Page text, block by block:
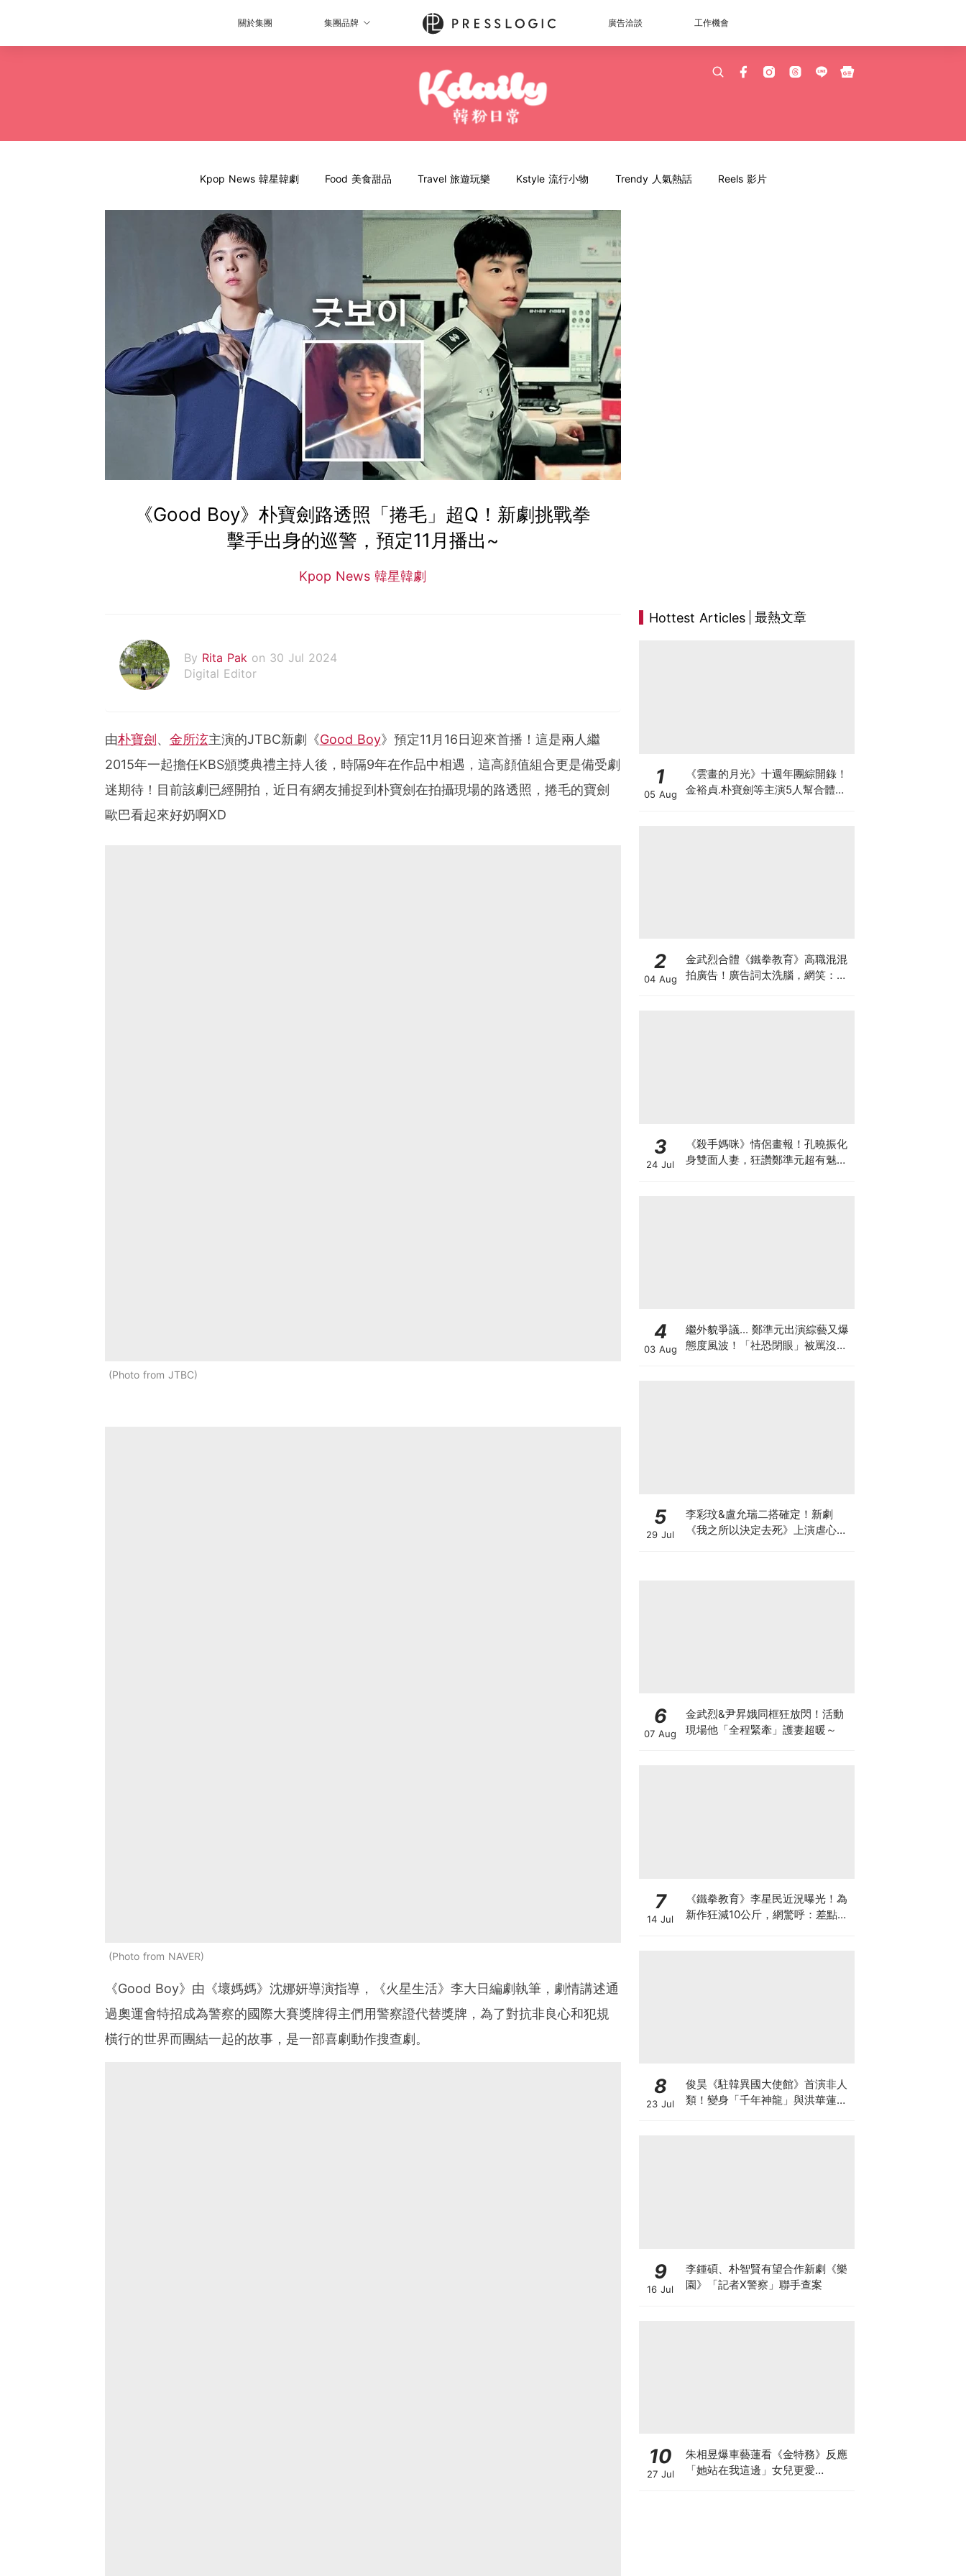
關於集團 集團品牌 廣告洽談 工作機會
Kpop News 韓星韓劇 Food 美食甜品 Travel 旅遊玩樂 Kstyle 流行小物 Trendy 人氣熱話 Reels 影片
《Good Boy》朴寶劍路透照「捲毛」超Q！新劇挑戰拳
擊手出身的巡警，預定11月播出~
Kpop News 韓星韓劇
By Rita Pak on 30 Jul 2024
Digital Editor
由朴寶劍 、 金所泫主演的JTBC新劇《Good Boy》預定11月16日迎來首播！這是兩人繼
2015年一起擔任KBS頒獎典禮主持人後，時隔9年在作品中相遇，這高顔值組合更是備受劇
迷期待！目前該劇已經開拍，近日有網友捕捉到朴寶劍在拍攝現場的路透照，捲毛的寶劍
歐巴看起來好奶啊XD
Photo from JTBC
Photo from NAVER
《Good Boy》由《壞媽媽》沈娜妍導演指導，《火星生活》李大日編劇執筆，劇情講述通
過奧運會特招成為警察的國際大賽獎牌得主們用警察證代替獎牌，為了對抗非良心和犯規
橫行的世界而團結一起的故事，是一部喜劇動作搜查劇。
Hottest Articles 最熱文章
1
05 Aug
《雲畫的月光》十週年團綜開錄！
金裕貞.朴寶劍等主演5人幫合體旅
2
04 Aug
金武烈合體《鐵拳教育》高職混混
拍廣告！廣告詞太洗腦，網笑：像
3
24 Jul
《殺手媽咪》情侶畫報！孔曉振化
身雙面人妻，狂讚鄭準元超有魅
4
03 Aug
繼外貌爭議... 鄭準元出演綜藝又爆
態度風波！「社恐閉眼」被罵沒誠
5
29 Jul
李彩玟&盧允瑞二搭確定！新劇
《我之所以決定去死》上演虐心穿
6
07 Aug
金武烈&尹昇娥同框狂放閃！活動
現場他「全程緊牽」護妻超暖～
7
14 Jul
《鐵拳教育》李星民近況曝光！為
新作狂減10公斤，網驚呼：差點認
8
23 Jul
俊昊《駐韓異國大使館》首演非人
類！變身「千年神龍」與洪華蓮大
9
16 Jul
李鍾碩、朴智賢有望合作新劇《樂
園》「記者X警察」聯手查案
10
27 Jul
朱相昱爆車藝蓮看《金特務》反應
「她站在我這邊」女兒更愛